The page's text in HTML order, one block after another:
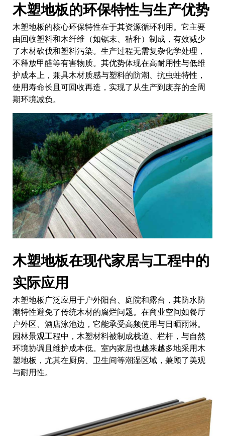
木塑地板的环保特性与生产优势
木塑地板的核心环保特性在于其资源循环利用。它主要
由回收塑料和木纤维（如锯末、秸秆）制成，有效减少
了木材砍伐和塑料污染。生产过程无需复杂化学处理，
不释放甲醛等有害物质。其优势体现在高耐用性与低维
护成本上，兼具木材质感与塑料的防潮、抗虫蛀特性，
使用寿命长且可回收再造，实现了从生产到废弃的全周
期环境减负。
木塑地板在现代家居与工程中的
实际应用
木塑地板广泛应用于户外阳台、庭院和露台，其防水防
潮特性避免了传统木材的腐烂问题。在商业空间如餐厅
户外区、酒店泳池边，它能承受高频使用与日晒雨淋。
园林景观工程中，木塑材料被制成栈道、栏杆，与自然
环境协调且维护成本低。室内家居也越来越多地采用木
塑地板，尤其在厨房、卫生间等潮湿区域，兼顾了美观
与耐用性。